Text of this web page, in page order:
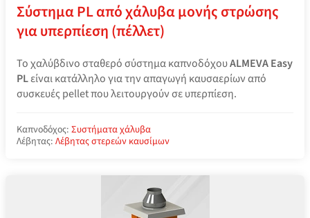
Σύστημα PL από χάλυβα μονής στρώσης
για υπερπίεση (πέλλετ)
Το χαλύβδινο σταθερό σύστημα καπνοδόχουALMEVA Easy
PLείναι κατάλληλο για την απαγωγή καυσαερίων από
συσκευές pellet που λειτουργούν σε υπερπίεση.
Καπνοδόχος: Συστήματα χάλυβα
Λέβητας: Λέβητας στερεών καυσίμων